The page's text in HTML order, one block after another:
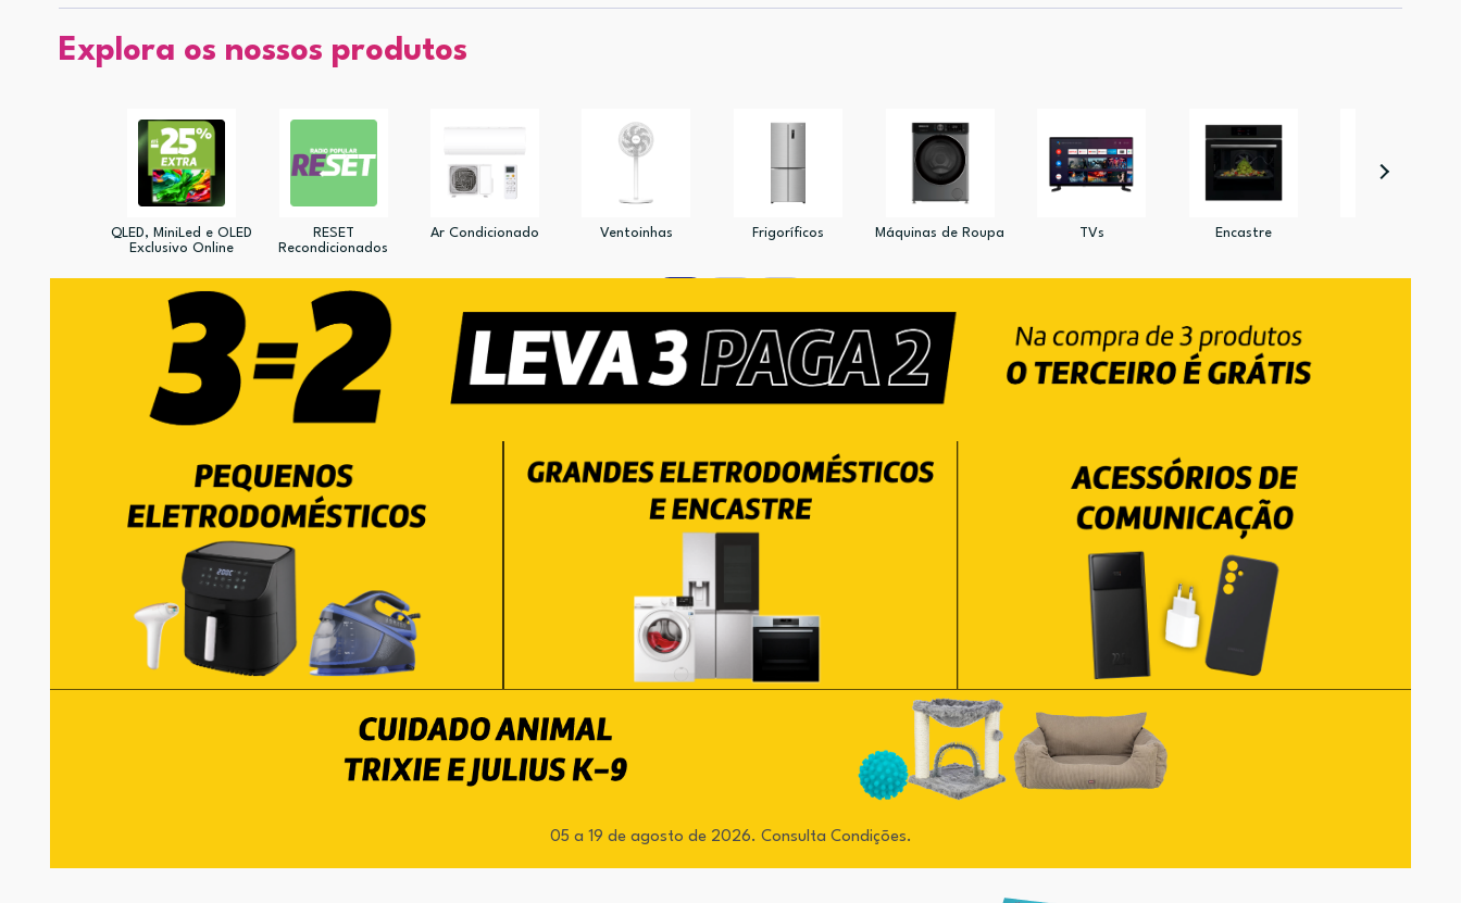
Explora os nossos produtos
QLED, MiniLed e OLED
Exclusivo Online
RESET
Recondicionados
Ar Condicionado Ventoinhas Frigoríficos Máquinas de Roupa TVs Encastre
05 a 19 de agosto de 2026. Consulta Condições.